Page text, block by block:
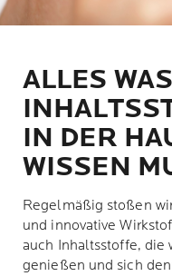
ALLES
IN DER
WISSEN
Regelmäßig stoßen
und innovative
auch Inhaltsstoffe, die
genießen und sich